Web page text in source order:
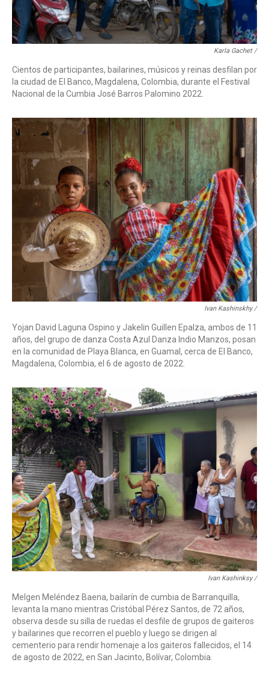
Karla Gachet /
Cientos de participantes, bailarines, músicos y reinas desfilan por
la ciudad de El Banco, Magdalena, Colombia, durante el Festival
Nacional de la Cumbia José Barros Palomino 2022.
Ivan Kashinskhy /
Yojan David Laguna Ospino y Jakelin Guillen Epalza, ambos de 11
años, del grupo de danza Costa Azul Danza Indio Manzos, posan
en la comunidad de Playa Blanca, en Guamal, cerca de El Banco,
Magdalena, Colombia, el 6 de agosto de 2022.
Ivan Kashinksy /
Melgen Meléndez Baena, bailarín de cumbia de Barranquilla,
levanta la mano mientras Cristóbal Pérez Santos, de 72 años,
observa desde su silla de ruedas el desfile de grupos de gaiteros
y bailarines que recorren el pueblo y luego se dirigen al
cementerio para rendir homenaje a los gaiteros fallecidos, el 14
de agosto de 2022, en San Jacinto, Bolívar, Colombia.